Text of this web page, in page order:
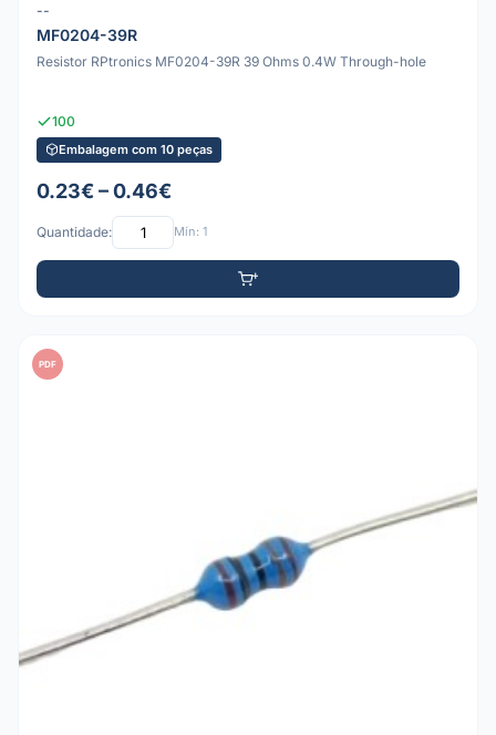
--
MF0204-39R
Resistor RPtronics MF0204-39R 39 Ohms 0.4W Through-hole
100
Embalagem com 10 peças
0.23€ – 0.46€
Quantidade: Mín: 1
PDF